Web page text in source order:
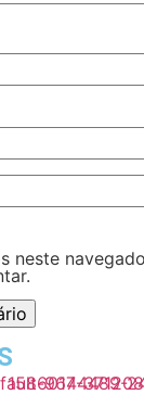
neste